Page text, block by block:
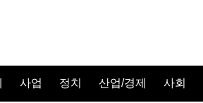
사업 정치 산업/경제 사회